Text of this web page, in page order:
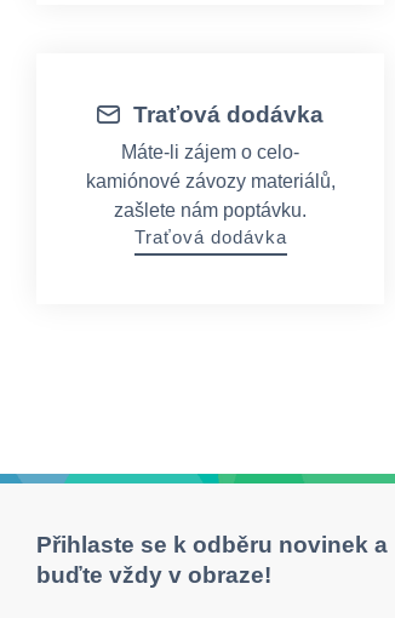
Traťová dodávka
Máte-li zájem o celo-
kamiónové závozy materiálů,
zašlete nám poptávku.
Traťová dodávka
Přihlaste se k odběru novinek a
buďte vždy v obraze!